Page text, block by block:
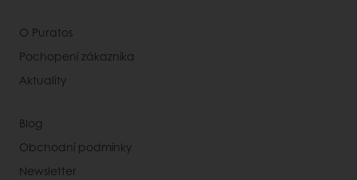
O Puratos
Pochopení zákazníka
Aktuality
Blog
Obchodní podmínky
Newsletter